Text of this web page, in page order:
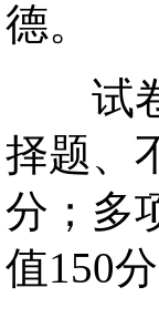
德。
试卷
择题、
分；多
值150